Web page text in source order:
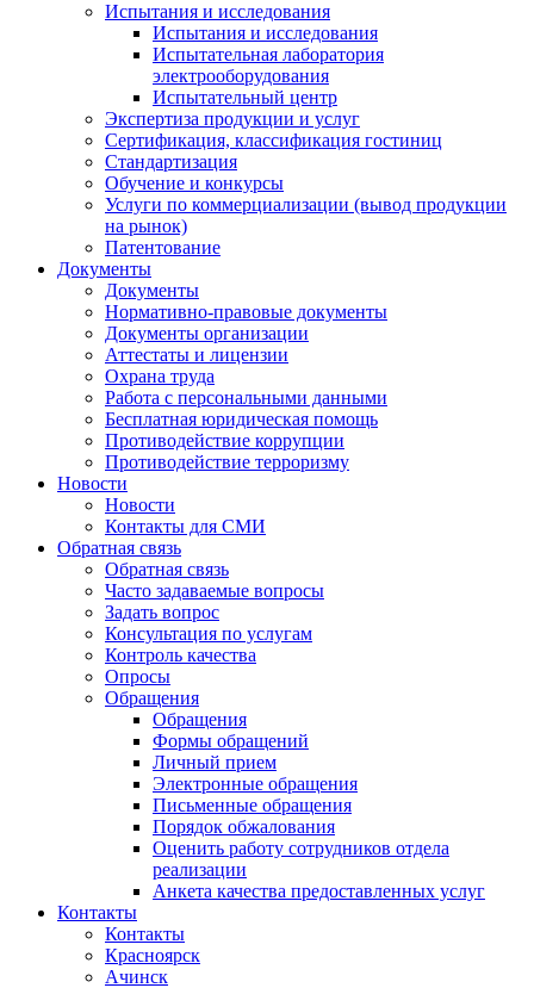
Испытания и исследования
Испытания и исследования
Испытательная лаборатория
электрооборудования
Испытательный центр
Экспертиза продукции и услуг
Сертификация, классификация гостиниц
Стандартизация
Обучение и конкурсы
Услуги по коммерциализации (вывод продукции
на рынок)
Патентование
Документы
Документы
Нормативно-правовые документы
Документы организации
Аттестаты и лицензии
Охрана труда
Работа с персональными данными
Бесплатная юридическая помощь
Противодействие коррупции
Противодействие терроризму
Новости
Новости
Контакты для СМИ
Обратная связь
Обратная связь
Часто задаваемые вопросы
Задать вопрос
Консультация по услугам
Контроль качества
Опросы
Обращения
Обращения
Формы обращений
Личный прием
Электронные обращения
Письменные обращения
Порядок обжалования
Оценить работу сотрудников отдела
реализации
Анкета качества предоставленных услуг
Контакты
Контакты
Красноярск
Ачинск